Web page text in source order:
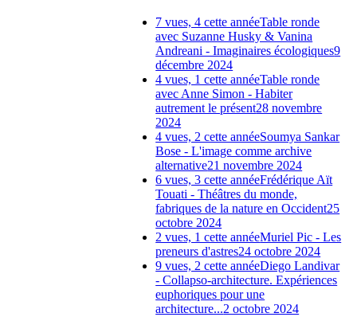
7 vues, 4 cette annéeTable ronde
avec Suzanne Husky & Vanina
Andreani - Imaginaires écologiques9
décembre 2024
4 vues, 1 cette annéeTable ronde
avec Anne Simon - Habiter
autrement le présent28 novembre
2024
4 vues, 2 cette annéeSoumya Sankar
Bose - L'image comme archive
alternative21 novembre 2024
6 vues, 3 cette annéeFrédérique Aït
Touati - Théâtres du monde,
fabriques de la nature en Occident25
octobre 2024
2 vues, 1 cette annéeMuriel Pic - Les
preneurs d'astres24 octobre 2024
9 vues, 2 cette annéeDiego Landivar
- Collapso-architecture. Expériences
euphoriques pour une
architecture...2 octobre 2024